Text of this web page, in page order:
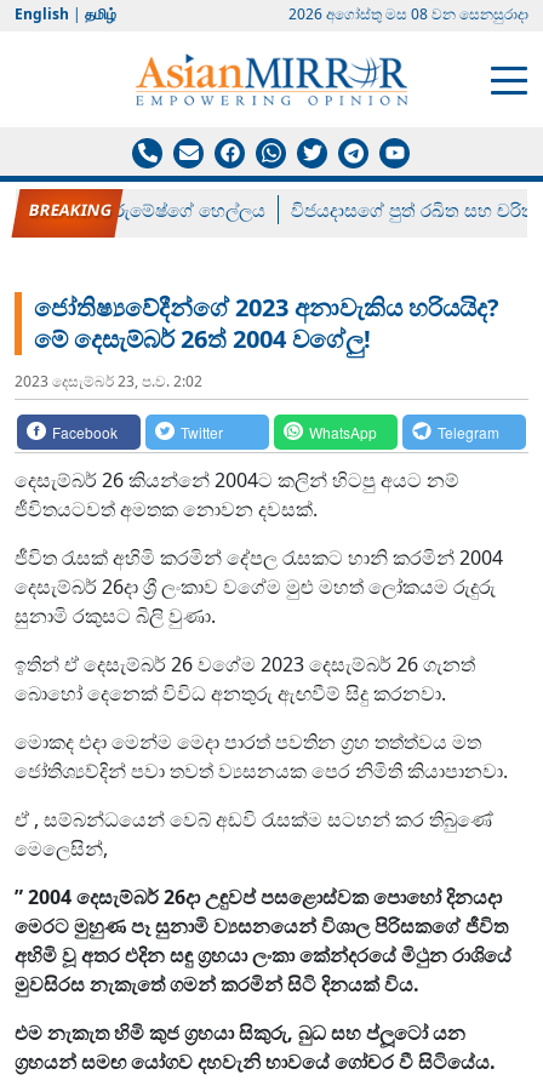
English | தமிழ் 2026 අගෝස්‍තු මස 08 වන සෙනසුරාදා
රන් ගෙනා රුමේෂ්ගේ හෙල්ලය විජයදාසගේ පුත් රඛිත සහ චරිත්
ජෝතිෂ්‍යවේදීන්ගේ 2023 අනාවැකිය හරියයිද?
මේ දෙසැම්බර් 26ත් 2004 වගේලු!
2023 දෙසැම්‍බර් 23, ප.ව. 2:02
Facebook Twitter WhatsApp Telegram
දෙසැම්බර් 26 කියන්නේ 2004ට කලින් හිටපු අයට නම්
ජීවිතයටවත් අමතක නොවන දවසක්.
ජීවිත රැසක් අහිමි කරමින් දේපල රැසකට හානි කරමින් 2004
දෙසැම්බර් 26දා ශ්‍රී ලංකාව වගේම මුළු මහත් ලෝකයම රුදුරු
සුනාමි රකුසට බිලි වුණා.
ඉතින් ඒ දෙසැම්බර් 26 වගේම 2023 දෙසැම්බර් 26 ගැනත්
බොහෝ දෙනෙක් විවිධ අනතුරු ඇඟවීම් සිදු කරනවා.
මොකද එදා මෙන්ම මෙදා පාරත් පවතින ග්‍රහ තත්ත්වය මත
ජෝතිශ්‍යව්දින් පවා තවත් ව්‍යසනයක පෙර නිමිති කියාපානවා.
ඒ , සම්බන්ධයෙන් වෙබ් අඩවි රැසක්ම සටහන් කර තිබුණේ
මෙලෙසින්,
” 2004 දෙසැම්බර් 26දා උඳුවප් පසළොස්වක පොහෝ දිනයදා
මෙරට මුහුණ පෑ සුනාමි ව්‍යසනයෙන් විශාල පිරිසකගේ ජීවිත
අහිමි වූ අතර එදින සඳු ග්‍රහයා ලංකා කේන්දරයේ මිථුන රාශියේ
මුවසිරස නැකැතේ ගමන් කරමින් සිටි දිනයක් විය.
එම නැකැත හිමි කුජ ග්‍රහයා සිකුරු, බුධ සහ ප්ලූටෝ යන
ග්‍රහයන් සමඟ යෝගව දහවැනි භාවයේ ගෝචර වී සිටියේය.